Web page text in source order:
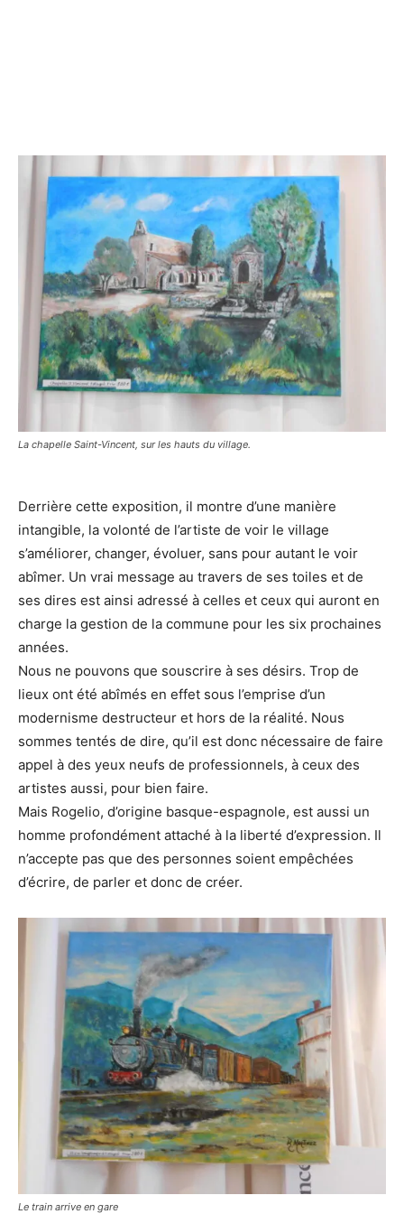
La chapelle Saint-Vincent, sur les hauts du village.
Derrière cette exposition, il montre d’une manière
intangible, la volonté de l’artiste de voir le village
s’améliorer, changer, évoluer, sans pour autant le voir
abîmer. Un vrai message au travers de ses toiles et de
ses dires est ainsi adressé à celles et ceux qui auront en
charge la gestion de la commune pour les six prochaines
années.
Nous ne pouvons que souscrire à ses désirs. Trop de
lieux ont été abîmés en effet sous l’emprise d’un
modernisme destructeur et hors de la réalité. Nous
sommes tentés de dire, qu’il est donc nécessaire de faire
appel à des yeux neufs de professionnels, à ceux des
artistes aussi, pour bien faire.
Mais Rogelio, d’origine basque-espagnole, est aussi un
homme profondément attaché à la liberté d’expression. Il
n’accepte pas que des personnes soient empêchées
d’écrire, de parler et donc de créer.
Le train arrive en gare